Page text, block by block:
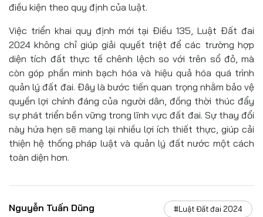
điều kiện theo quy định của luật.
Việc triển khai quy định mới tại Điều 135, Luật Đất đai
2024 không chỉ giúp giải quyết triệt để các trường hợp
diện tích đất thực tế chênh lệch so với trên sổ đỏ, mà
còn góp phần minh bạch hóa và hiệu quả hóa quá trình
quản lý đất đai. Đây là bước tiến quan trọng nhằm bảo vệ
quyền lợi chính đáng của người dân, đồng thời thúc đẩy
sự phát triển bền vững trong lĩnh vực đất đai. Sự thay đổi
này hứa hẹn sẽ mang lại nhiều lợi ích thiết thực, giúp cải
thiện hệ thống pháp luật và quản lý đất nước một cách
toàn diện hơn.
Nguyễn Tuấn Dũng #Luật Đất đai 2024